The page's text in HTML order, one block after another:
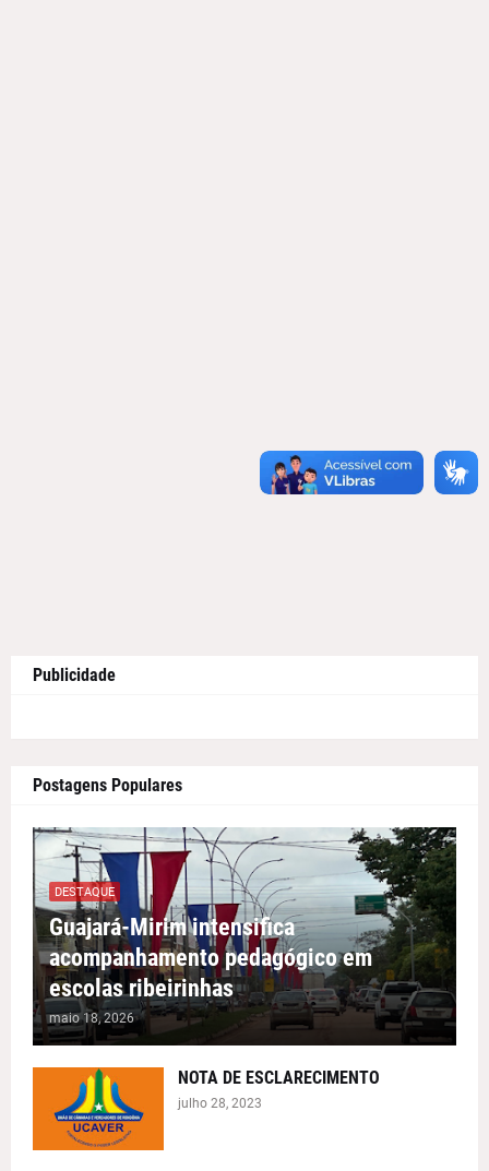
Publicidade
Postagens Populares
DESTAQUE
Guajará-Mirim intensifica
acompanhamento pedagógico em
escolas ribeirinhas
maio 18, 2026
NOTA DE ESCLARECIMENTO
julho 28, 2023